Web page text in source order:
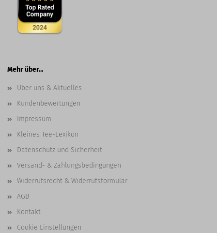
Mehr über...
Über uns & Aktuelles
Kundenbewertungen
Impressum
Kleines Tee-Lexikon
Datenschutz und Sicherheit
Versand- & Zahlungsbedingungen
Widerrufsrecht & Widerrufsformular
AGB
Kontakt
Cookie Einstellungen